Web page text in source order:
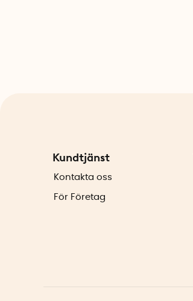
Kundtjänst
Kontakta oss
För Företag